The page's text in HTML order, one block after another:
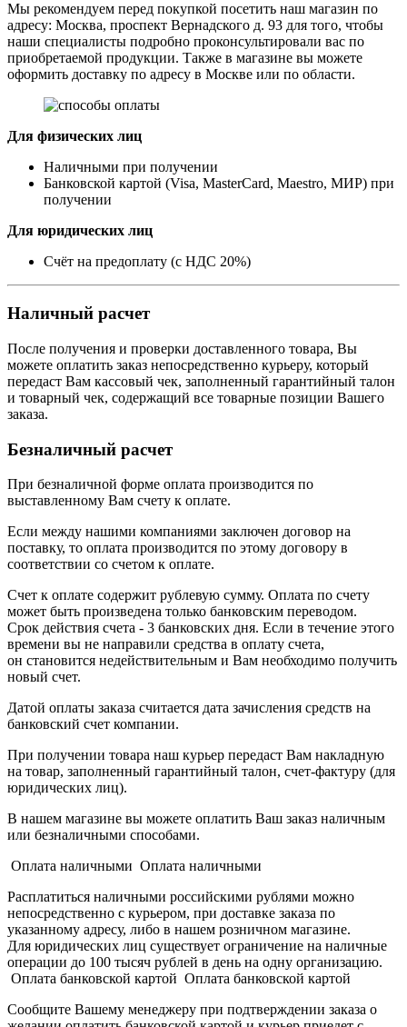
Мы рекомендуем перед покупкой посетить наш магазин по
адресу: Москва, проспект Вернадского д. 93 для того, чтобы
наши специалисты подробно проконсультировали вас по
приобретаемой продукции. Также в магазине вы можете
оформить доставку по адресу в Москве или по области.
Для физических лиц
Наличными при получении
Банковской картой (Visa, MasterCard, Maestro, МИР) при
получении
Для юридических лиц
Счёт на предоплату (с НДС 20%)
Наличный расчет
После получения и проверки доставленного товара, Вы
можете оплатить заказ непосредственно курьеру, который
передаст Вам кассовый чек, заполненный гарантийный талон
и товарный чек, содержащий все товарные позиции Вашего
заказа.
Безналичный расчет
При безналичной форме оплата производится по
выставленному Вам счету к оплате.
Если между нашими компаниями заключен договор на
поставку, то оплата производится по этому договору в
соответствии со счетом к оплате.
Счет к оплате содержит рублевую сумму. Оплата по счету
может быть произведена только банковским переводом.
Срок действия счета - 3 банковских дня. Если в течение этого
времени вы не направили средства в оплату счета,
он становится недействительным и Вам необходимо получить
новый счет.
Датой оплаты заказа считается дата зачисления средств на
банковский счет компании.
При получении товара наш курьер передаст Вам накладную
на товар, заполненный гарантийный талон, счет-фактуру (для
юридических лиц).
В нашем магазине вы можете оплатить Ваш заказ наличным
или безналичными способами.
Оплата наличными Оплата наличными
Расплатиться наличными российскими рублями можно
непосредственно с курьером, при доставке заказа по
указанному адресу, либо в нашем розничном магазине.
Для юридических лиц существует ограничение на наличные
операции до 100 тысяч рублей в день на одну организацию.
Оплата банковской картой Оплата банковской картой
Сообщите Вашему менеджеру при подтверждении заказа о